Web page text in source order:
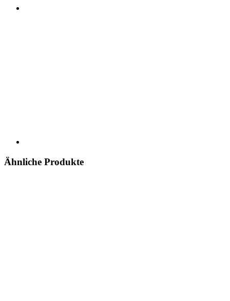
Ähnliche Produkte